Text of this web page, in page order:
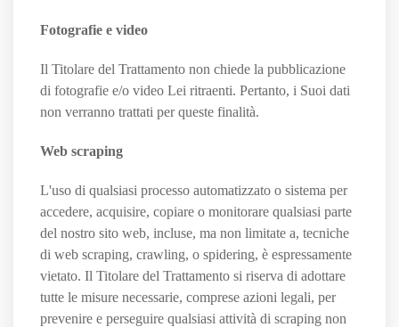
Fotografie e video
Il Titolare del Trattamento non chiede la pubblicazione
di fotografie e/o video Lei ritraenti. Pertanto, i Suoi dati
non verranno trattati per queste finalità.
Web scraping
L'uso di qualsiasi processo automatizzato o sistema per
accedere, acquisire, copiare o monitorare qualsiasi parte
del nostro sito web, incluse, ma non limitate a, tecniche
di web scraping, crawling, o spidering, è espressamente
vietato. Il Titolare del Trattamento si riserva di adottare
tutte le misure necessarie, comprese azioni legali, per
prevenire e perseguire qualsiasi attività di scraping non